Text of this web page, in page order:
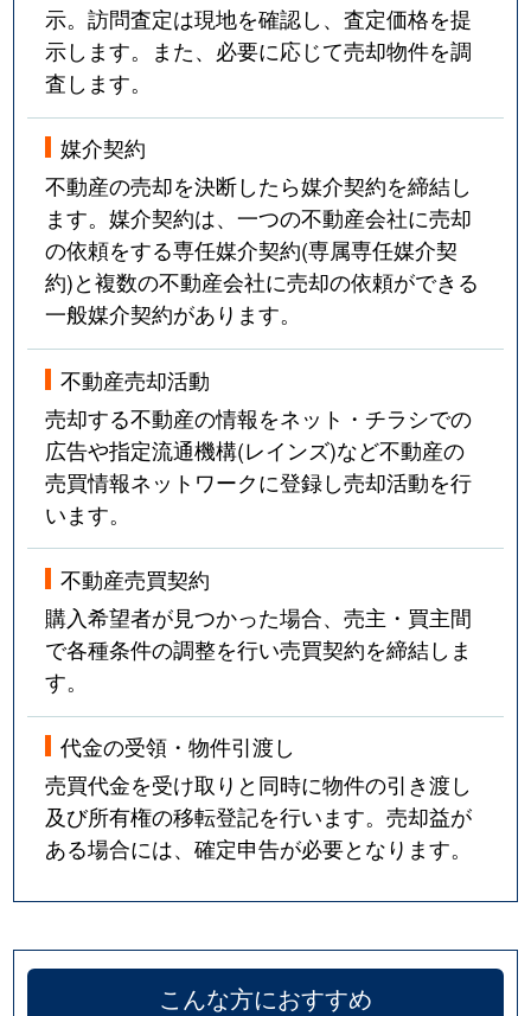
示。訪問査定は現地を確認し、査定価格を提
示します。また、必要に応じて売却物件を調
査します。
媒介契約
不動産の売却を決断したら媒介契約を締結し
ます。媒介契約は、一つの不動産会社に売却
の依頼をする専任媒介契約(専属専任媒介契
約)と複数の不動産会社に売却の依頼ができる
一般媒介契約があります。
不動産売却活動
売却する不動産の情報をネット・チラシでの
広告や指定流通機構(レインズ)など不動産の
売買情報ネットワークに登録し売却活動を行
います。
不動産売買契約
購入希望者が見つかった場合、売主・買主間
で各種条件の調整を行い売買契約を締結しま
す。
代金の受領・物件引渡し
売買代金を受け取りと同時に物件の引き渡し
及び所有権の移転登記を行います。売却益が
ある場合には、確定申告が必要となります。
こんな方におすすめ